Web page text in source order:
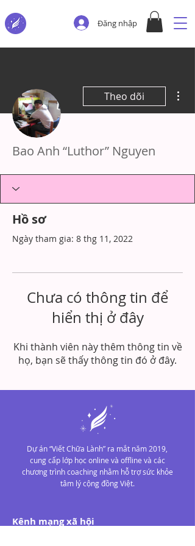
Đăng nhập
Theo dõi
Bao Anh “Luthor” Nguyen
Hồ sơ
Ngày tham gia: 8 thg 11, 2022
Chưa có thông tin để
hiển thị ở đây
Khi thành viên này thêm thông tin về
họ, bạn sẽ thấy thông tin đó ở đây.
Dự án “Viết Chữa Lành” ra mắt năm 2019,
cung cấp lớp học online và offline và các
chương trình coaching nhằm hỗ trợ sức khỏe
tâm lý cộng đồng Việt.
Kênh mạng xã hội